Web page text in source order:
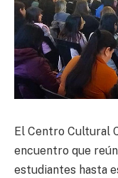
El Centro Cultural
encuentro que
estudiantes hasta